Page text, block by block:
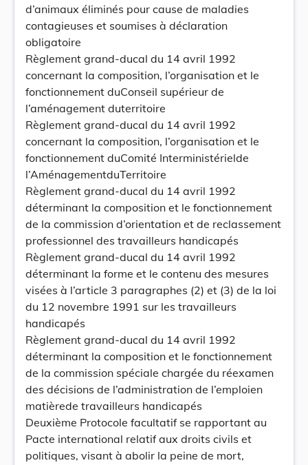
d’animaux éliminés pour cause de maladies
contagieuses et soumises à déclaration
obligatoire
Règlement grand-ducal du 14 avril 1992
concernant la composition, l’organisation et le
fonctionnement duConseil supérieur de
l’aménagement duterritoire
Règlement grand-ducal du 14 avril 1992
concernant la composition, l’organisation et le
fonctionnement duComité Interministérielde
l’AménagementduTerritoire
Règlement grand-ducal du 14 avril 1992
déterminant la composition et le fonctionnement
de la commission d’orientation et de reclassement
professionnel des travailleurs handicapés
Règlement grand-ducal du 14 avril 1992
déterminant la forme et le contenu des mesures
visées à l’article 3 paragraphes (2) et (3) de la loi
du 12 novembre 1991 sur les travailleurs
handicapés
Règlement grand-ducal du 14 avril 1992
déterminant la composition et le fonctionnement
de la commission spéciale chargée du réexamen
des décisions de l’administration de l’emploien
matièrede travailleurs handicapés
Deuxième Protocole facultatif se rapportant au
Pacte international relatif aux droits civils et
politiques, visant à abolir la peine de mort,